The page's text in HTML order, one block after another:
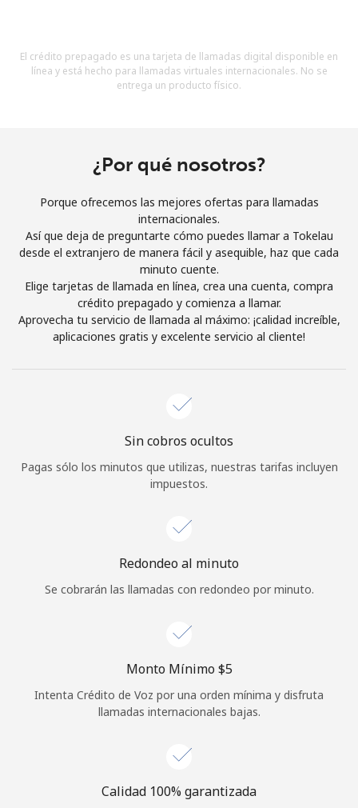
Al abrir una cuenta en este sitio web, estoy de acuerdo con
Únete
¡Hola!
Inicia sesión oREGÍSTRATE →
o
Continuar con
El crédito prepagado es una tarjeta de llamadas digital disponible en
línea y está hecho para llamadas virtuales internacionales. No se
entrega un producto físico.
¿Por qué nosotros?
Porque ofrecemos las mejores ofertas para llamadas
internacionales.
Así que deja de preguntarte cómo puedes llamar a Tokelau
desde el extranjero de manera fácil y asequible, haz que cada
minuto cuente.
Elige tarjetas de llamada en línea, crea una cuenta, compra
crédito prepagado y comienza a llamar.
Aprovecha tu servicio de llamada al máximo: ¡calidad increíble,
aplicaciones gratis y excelente servicio al cliente!
Sin cobros ocultos
Pagas sólo los minutos que utilizas, nuestras tarifas incluyen
impuestos.
Redondeo al minuto
Se cobrarán las llamadas con redondeo por minuto.
Monto Mínimo ⁦$5⁩
Intenta Crédito de Voz por una orden mínima y disfruta
llamadas internacionales bajas.
Calidad 100% garantizada